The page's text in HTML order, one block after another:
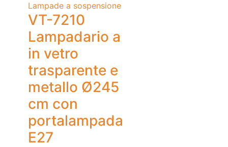
Lampade a sospensione
VT-7210
Lampadario a
in vetro
trasparente e
metallo Ø245
cm con
portalampada
E27